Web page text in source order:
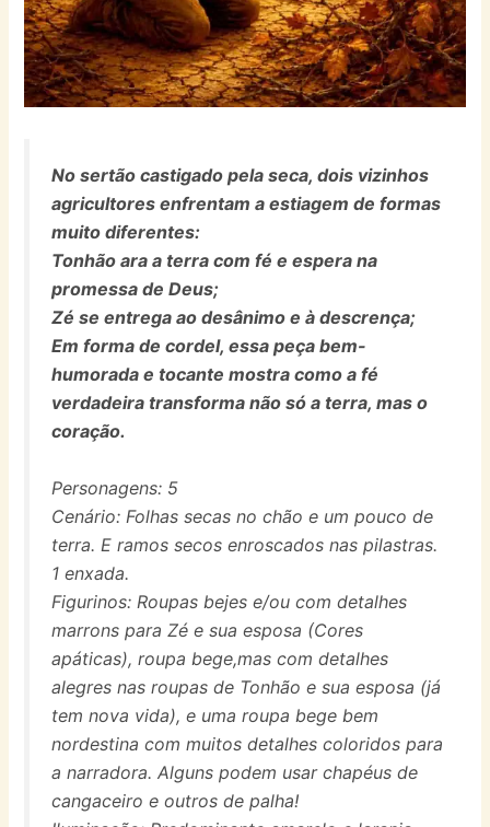
No sertão castigado pela seca, dois vizinhos
agricultores enfrentam a estiagem de formas
muito diferentes:
Tonhão ara a terra com fé e espera na
promessa de Deus;
Zé se entrega ao desânimo e à descrença;
Em forma de cordel, essa peça bem-
humorada e tocante mostra como a fé
verdadeira transforma não só a terra, mas o
coração.
Personagens: 5
Cenário: Folhas secas no chão e um pouco de
terra. E ramos secos enroscados nas pilastras.
1 enxada.
Figurinos: Roupas bejes e/ou com detalhes
marrons para Zé e sua esposa (Cores
apáticas), roupa bege,mas com detalhes
alegres nas roupas de Tonhão e sua esposa (já
tem nova vida), e uma roupa bege bem
nordestina com muitos detalhes coloridos para
a narradora. Alguns podem usar chapéus de
cangaceiro e outros de palha!